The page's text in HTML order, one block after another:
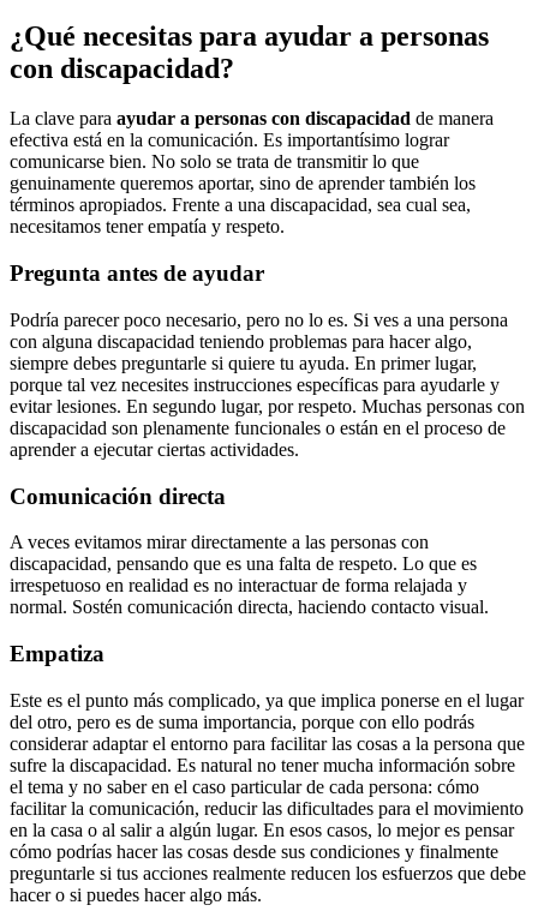
¿Qué necesitas para ayudar a personas
con discapacidad?
La clave para ayudar a personas con discapacidad de manera
efectiva está en la comunicación. Es importantísimo lograr
comunicarse bien. No solo se trata de transmitir lo que
genuinamente queremos aportar, sino de aprender también los
términos apropiados. Frente a una discapacidad, sea cual sea,
necesitamos tener empatía y respeto.
Pregunta antes de ayudar
Podría parecer poco necesario, pero no lo es. Si ves a una persona
con alguna discapacidad teniendo problemas para hacer algo,
siempre debes preguntarle si quiere tu ayuda. En primer lugar,
porque tal vez necesites instrucciones específicas para ayudarle y
evitar lesiones. En segundo lugar, por respeto. Muchas personas con
discapacidad son plenamente funcionales o están en el proceso de
aprender a ejecutar ciertas actividades.
Comunicación directa
A veces evitamos mirar directamente a las personas con
discapacidad, pensando que es una falta de respeto. Lo que es
irrespetuoso en realidad es no interactuar de forma relajada y
normal. Sostén comunicación directa, haciendo contacto visual.
Empatiza
Este es el punto más complicado, ya que implica ponerse en el lugar
del otro, pero es de suma importancia, porque con ello podrás
considerar adaptar el entorno para facilitar las cosas a la persona que
sufre la discapacidad. Es natural no tener mucha información sobre
el tema y no saber en el caso particular de cada persona: cómo
facilitar la comunicación, reducir las dificultades para el movimiento
en la casa o al salir a algún lugar. En esos casos, lo mejor es pensar
cómo podrías hacer las cosas desde sus condiciones y finalmente
preguntarle si tus acciones realmente reducen los esfuerzos que debe
hacer o si puedes hacer algo más.